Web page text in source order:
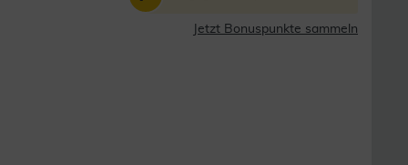
Jetzt Bonuspunkte sammeln